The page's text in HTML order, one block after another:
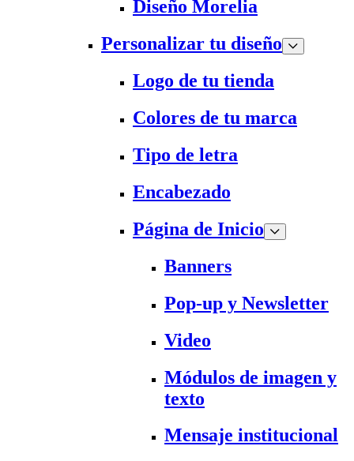
Diseño Morelia
Personalizar tu diseño
Logo de tu tienda
Colores de tu marca
Tipo de letra
Encabezado
Página de Inicio
Banners
Pop-up y Newsletter
Video
Módulos de imagen y
texto
Mensaje institucional